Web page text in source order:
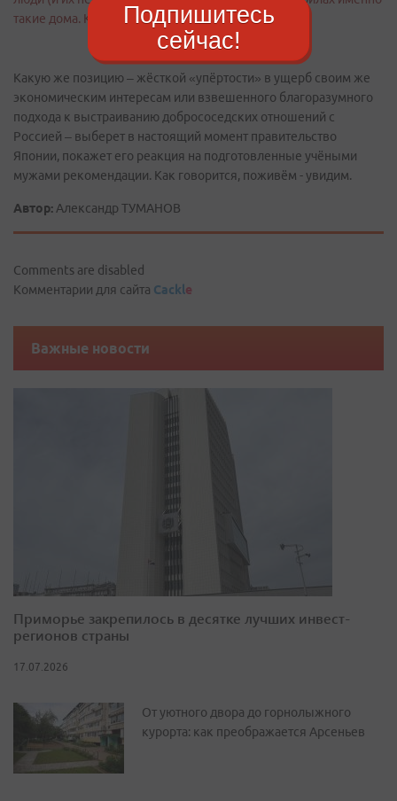
Какую же позицию – жёсткой «упёртости» в ущерб своим же
экономическим интересам или взвешенного благоразумного
подхода к выстраиванию добрососедских отношений с
Россией – выберет в настоящий момент правительство
Японии, покажет его реакция на подготовленные учёными
мужами рекомендации. Как говорится, поживём - увидим.
Автор: Александр ТУМАНОВ
Comments are disabled
Комментарии для сайта Cackle
Важные новости
Приморье закрепилось в десятке лучших инвест-
регионов страны
17.07.2026
От уютного двора до горнолыжного
курорта: как преображается Арсеньев
Подпишитесь
сейчас!